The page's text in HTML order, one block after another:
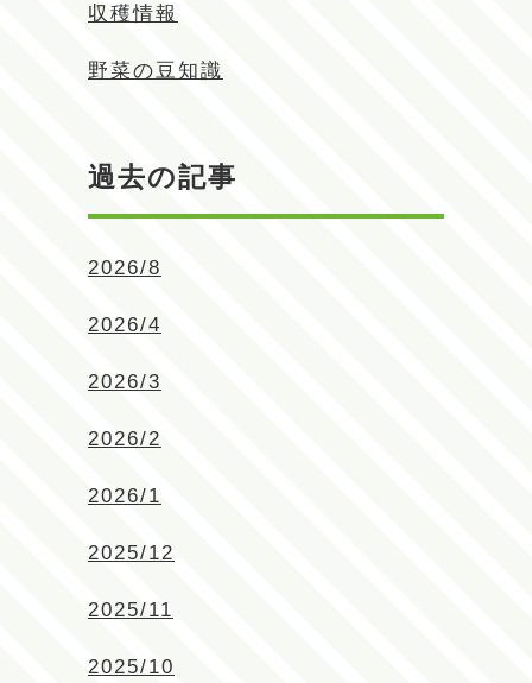
収穫情報
野菜の豆知識
過去の記事
2026/8
2026/4
2026/3
2026/2
2026/1
2025/12
2025/11
2025/10